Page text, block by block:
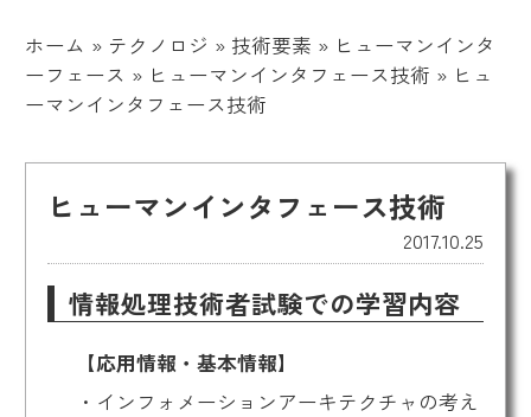
ホーム » テクノロジ » 技術要素 » ヒューマンインタ
ーフェース » ヒューマンインタフェース技術 »ヒュ
ーマンインタフェース技術
ヒューマンインタフェース技術
2017.10.25
情報処理技術者試験での学習内容
【応用情報・基本情報】
・インフォメーションアーキテクチャの考え